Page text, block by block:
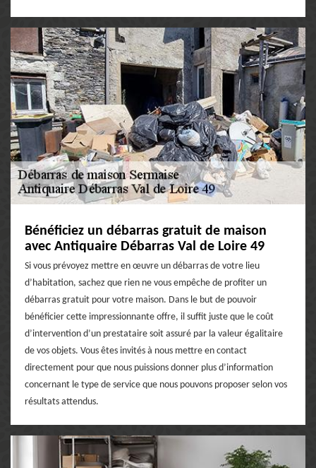
Bénéficiez un débarras gratuit de maison
avec Antiquaire Débarras Val de Loire 49
Si vous prévoyez mettre en œuvre un débarras de votre lieu
d’habitation, sachez que rien ne vous empêche de profiter un
débarras gratuit pour votre maison. Dans le but de pouvoir
bénéficier cette impressionnante offre, il suffit juste que le coût
d’intervention d’un prestataire soit assuré par la valeur égalitaire
de vos objets. Vous êtes invités à nous mettre en contact
directement pour que nous puissions donner plus d’information
concernant le type de service que nous pouvons proposer selon vos
résultats attendus.